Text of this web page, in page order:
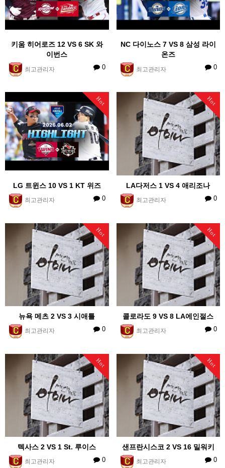
키움 히어로즈 12 VS 6 SK 와
이번스
최고관리자 0
NC 다이노스 7 VS 8 삼성 라이
온즈
최고관리자 0
Hot
LG 트윈스 10 VS 1 KT 위즈
최고관리자 0
Hot
LA다저스 1 VS 4 애리조나
최고관리자 0
Hot
뉴욕 메츠 2 VS 3 시애틀
최고관리자 0
Hot
콜로라도 9 VS 8 LA에인절스
최고관리자 0
Hot
텍사스 2 VS 1 St. 루이스
최고관리자 0
Hot
샌프란시스코 2 VS 16 밀워키
최고관리자 0